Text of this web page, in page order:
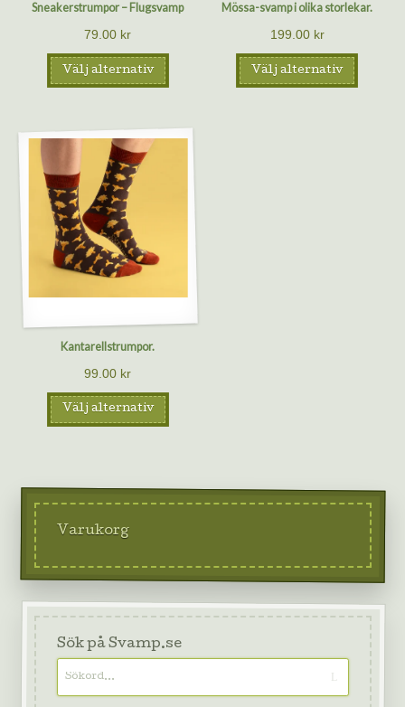
Sneakerstrumpor – Flugsvamp
79.00 kr
Välj alternativ
Mössa-svamp i olika storlekar.
199.00 kr
Välj alternativ
Kantarellstrumpor.
99.00 kr
Välj alternativ
Varukorg
Sök på Svamp.se